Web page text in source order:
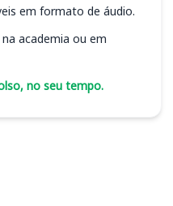
em formato de áudio.
academia ou em
no seu tempo.